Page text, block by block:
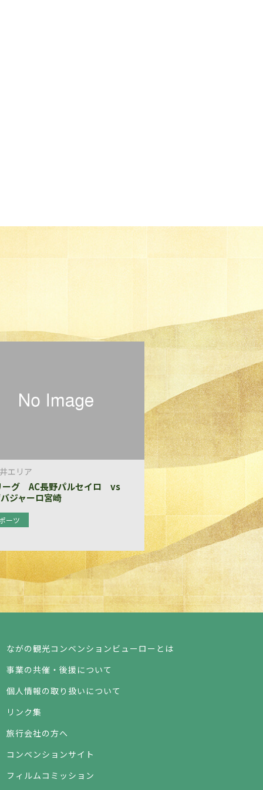
エリア
ーグ AC長野パルセイロ vs
ジャーロ宮崎
ーツ
ながの観光コンベンションビューローとは
事業の共催・後援について
個人情報の取り扱いについて
リンク集
旅行会社の方へ
コンベンションサイト
フィルムコミッション